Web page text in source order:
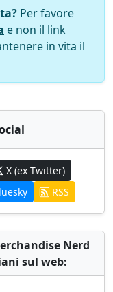
Per favore
e non il link
in vita il
X (ex Twitter)
RSS
Nerd
sul web: